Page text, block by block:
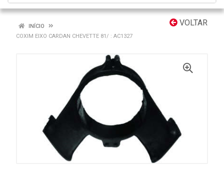
VOLTAR
INÍCIO
COXIM EIXO CARDAN CHEVETTE 81/ : AC1327